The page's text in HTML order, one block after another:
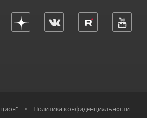
• Политика конфиденциальности